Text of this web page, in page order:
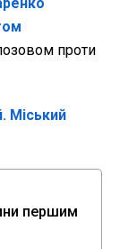
проти
Міський
першим